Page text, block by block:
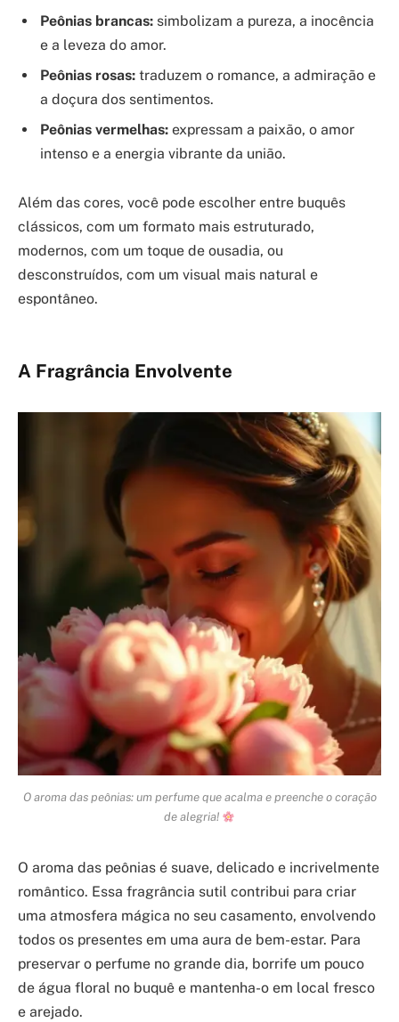
Peônias brancas: simbolizam a pureza, a inocência
e a leveza do amor.
Peônias rosas: traduzem o romance, a admiração e
a doçura dos sentimentos.
Peônias vermelhas: expressam a paixão, o amor
intenso e a energia vibrante da união.
Além das cores, você pode escolher entre buquês
clássicos, com um formato mais estruturado,
modernos, com um toque de ousadia, ou
desconstruídos, com um visual mais natural e
espontâneo.
A Fragrância Envolvente
O aroma das peônias: um perfume que acalma e preenche o coração
de alegria!
O aroma das peônias é suave, delicado e incrivelmente
romântico. Essa fragrância sutil contribui para criar
uma atmosfera mágica no seu casamento, envolvendo
todos os presentes em uma aura de bem-estar. Para
preservar o perfume no grande dia, borrife um pouco
de água floral no buquê e mantenha-o em local fresco
e arejado.